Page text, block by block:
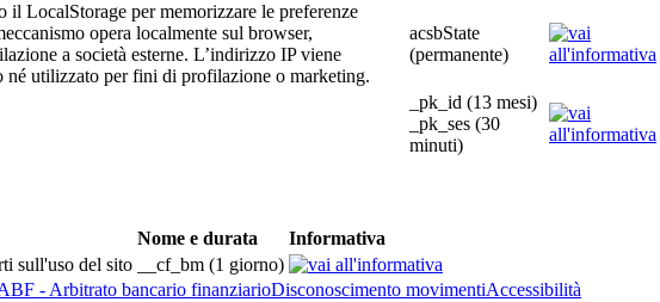
LocalStorage per memorizzare le preferenze
opera localmente sul browser,
a società esterne. L’indirizzo IP viene
né utilizzato per fini di profilazione o marketing.
acsbState
(permanente)
_pk_id (13 mesi)
_pk_ses (30
minuti)
Nome e durata
Informativa
sull'uso del sito
__cf_bm (1 giorno)
- Arbitrato bancario finanziarioDisconoscimento movimentiAccessibilità